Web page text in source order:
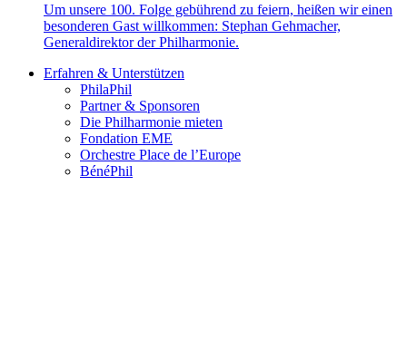
Um unsere 100. Folge gebührend zu feiern, heißen wir einen
besonderen Gast willkommen: Stephan Gehmacher,
Generaldirektor der Philharmonie.
Erfahren & Unterstützen
PhilaPhil
Partner & Sponsoren
Die Philharmonie mieten
Fondation EME
Orchestre Place de l’Europe
BénéPhil